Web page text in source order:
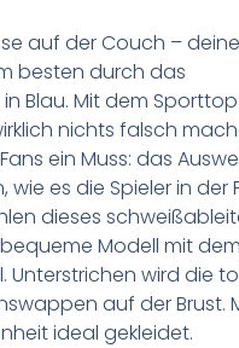
auf der Couch – deine
besten durch das
Blau. Mit dem
nichts falsch
ein Muss: das
es die Spieler in der
dieses
Modell mit dem
wird die
auf der Brust.
ideal gekleidet.